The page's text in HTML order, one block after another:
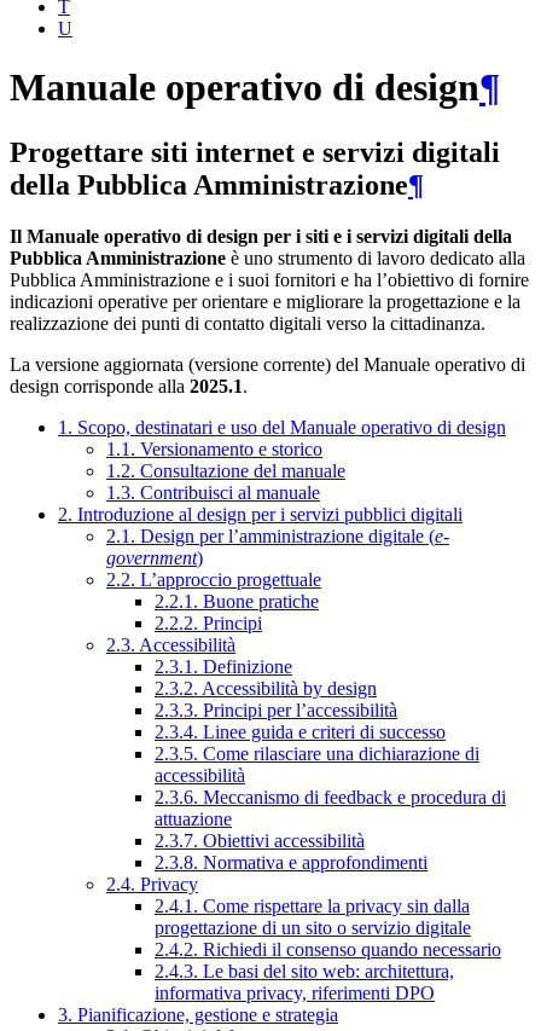
T
U
Manuale operativo di design¶
Progettare siti internet e servizi digitali
della Pubblica Amministrazione¶
Il Manuale operativo di design per i siti e i servizi digitali della
Pubblica Amministrazione è uno strumento di lavoro dedicato alla
Pubblica Amministrazione e i suoi fornitori e ha l’obiettivo di fornire
indicazioni operative per orientare e migliorare la progettazione e la
realizzazione dei punti di contatto digitali verso la cittadinanza.
La versione aggiornata (versione corrente) del Manuale operativo di
design corrisponde alla 2025.1.
1. Scopo, destinatari e uso del Manuale operativo di design
1.1. Versionamento e storico
1.2. Consultazione del manuale
1.3. Contribuisci al manuale
2. Introduzione al design per i servizi pubblici digitali
2.1. Design per l’amministrazione digitale (e-
government)
2.2. L’approccio progettuale
2.2.1. Buone pratiche
2.2.2. Principi
2.3. Accessibilità
2.3.1. Definizione
2.3.2. Accessibilità by design
2.3.3. Principi per l’accessibilità
2.3.4. Linee guida e criteri di successo
2.3.5. Come rilasciare una dichiarazione di
accessibilità
2.3.6. Meccanismo di feedback e procedura di
attuazione
2.3.7. Obiettivi accessibilità
2.3.8. Normativa e approfondimenti
2.4. Privacy
2.4.1. Come rispettare la privacy sin dalla
progettazione di un sito o servizio digitale
2.4.2. Richiedi il consenso quando necessario
2.4.3. Le basi del sito web: architettura,
informativa privacy, riferimenti DPO
3. Pianificazione, gestione e strategia